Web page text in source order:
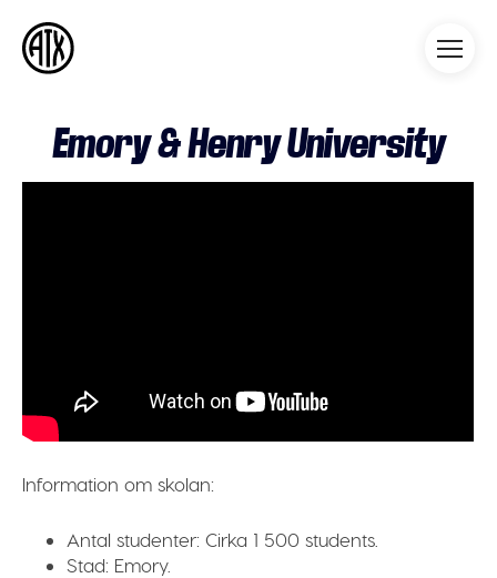
Emory & Henry University
Information om skolan:
Antal studenter:Cirka 1 500 students.
Stad: Emory.